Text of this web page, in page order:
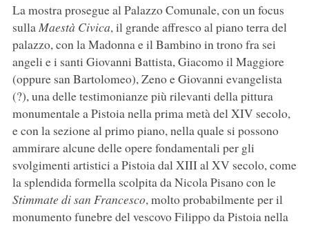
La mostra prosegue al Palazzo Comunale, con un focus
sulla Maestà Civica, il grande affresco al piano terra del
palazzo, con la Madonna e il Bambino in trono fra sei
angeli e i santi Giovanni Battista, Giacomo il Maggiore
(oppure san Bartolomeo), Zeno e Giovanni evangelista
(?), una delle testimonianze più rilevanti della pittura
monumentale a Pistoia nella prima metà del XIV secolo,
e con la sezione al primo piano, nella quale si possono
ammirare alcune delle opere fondamentali per gli
svolgimenti artistici a Pistoia dal XIII al XV secolo, come
la splendida formella scolpita da Nicola Pisano con le
Stimmate di san Francesco, molto probabilmente per il
monumento funebre del vescovo Filippo da Pistoia nella